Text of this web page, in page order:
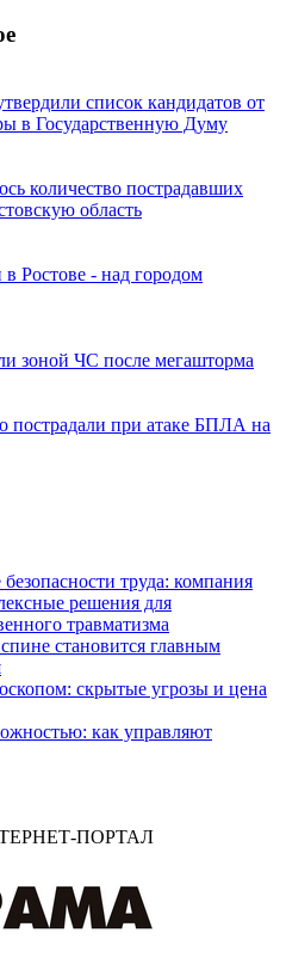
список кандидатов от
в Государственную Думу
количество пострадавших
область
Ростове - над городом
зоной ЧС после мегашторма
пострадали при атаке БПЛА на
труда: компания
решения для
травматизма
становится главным
скрытые угрозы и цена
как управляют
ПОРТАЛ